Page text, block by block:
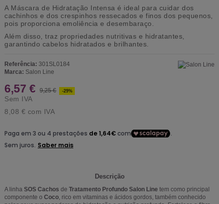
A Máscara de Hidratação Intensa é ideal para cuidar dos
cachinhos e dos crespinhos ressecados e finos dos pequenos,
pois proporciona emoliência e desembaraço.
Além disso, traz propriedades nutritivas e hidratantes,
garantindo cabelos hidratados e brilhantes.
Referência: 301SL0184
Marca: Salon Line
6,57 € 9,25 € -29%
Sem IVA
8,08 € com IVA
Descrição
A linha SOS Cachos de Tratamento Profundo Salon Line tem como principal
componente o Coco , rico em vitaminas e ácidos gordos, também conhecido